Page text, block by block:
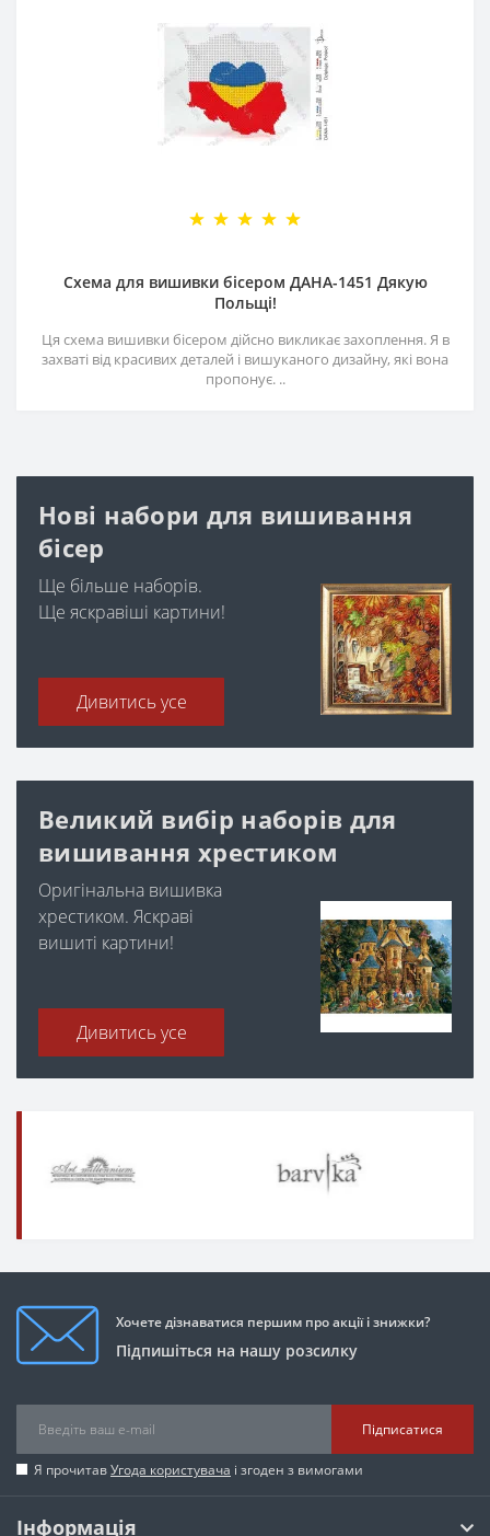
Схема для вишивки бісером ДАНА-1451 Дякую
Польщі!
Ця схема вишивки бісером дійсно викликає захоплення. Я в
захваті від красивих деталей і вишуканого дизайну, які вона
пропонує. ..
Нові набори для вишивання
бісер
Ще більше наборів.
Ще яскравіші картини!
Дивитись усе
Великий вибір наборів для
вишивання хрестиком
Оригінальна вишивка
хрестиком. Яскраві
вишиті картини!
Дивитись усе
Хочете дізнаватися першим про акції і знижки?
Підпишіться на нашу розсилку
Підписатися
Я прочитавУгода користувача і згоден з вимогами
Інформація